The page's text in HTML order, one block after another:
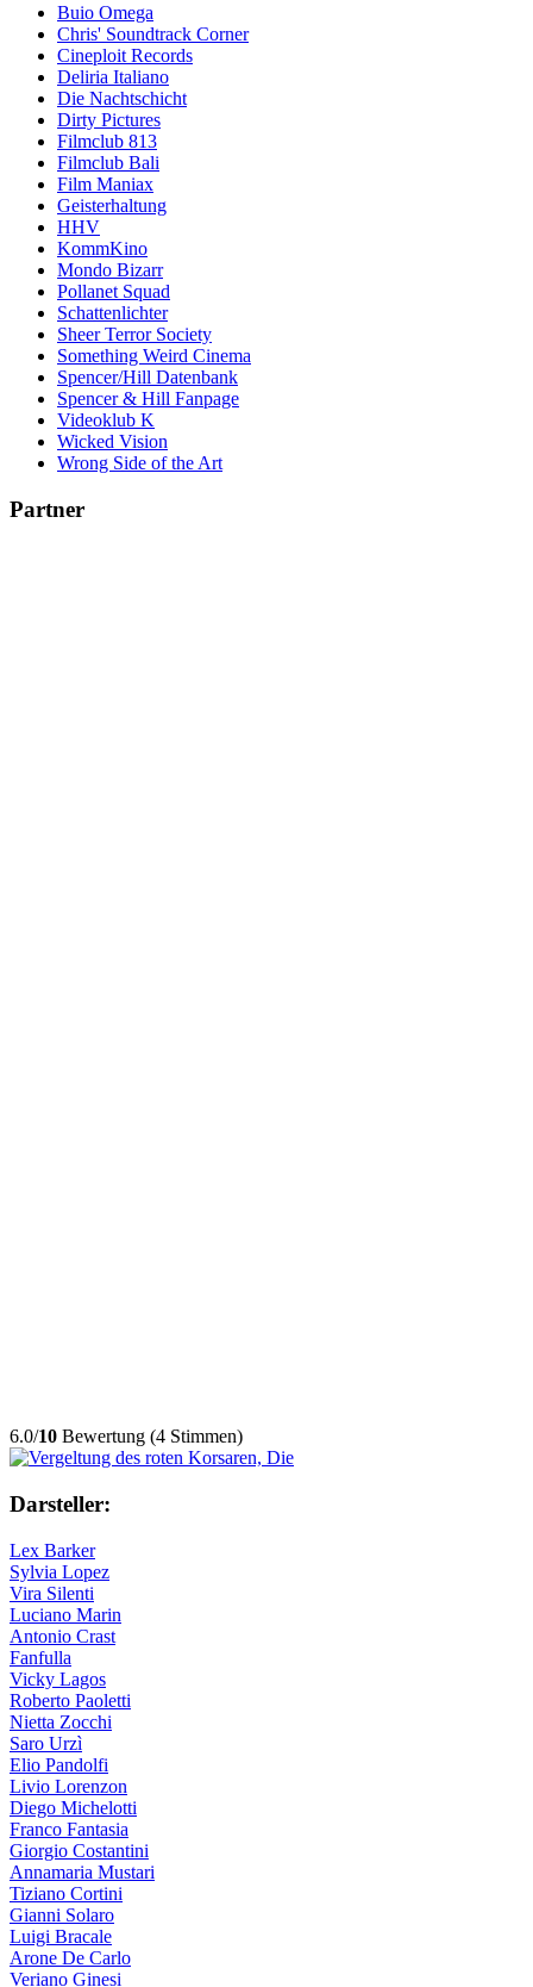
Buio Omega
Chris' Soundtrack Corner
Cineploit Records
Deliria Italiano
Die Nachtschicht
Dirty Pictures
Filmclub 813
Filmclub Bali
Film Maniax
Geisterhaltung
HHV
KommKino
Mondo Bizarr
Pollanet Squad
Schattenlichter
Sheer Terror Society
Something Weird Cinema
Spencer/Hill Datenbank
Spencer & Hill Fanpage
Videoklub K
Wicked Vision
Wrong Side of the Art
Partner
6.0/10 Bewertung (4 Stimmen)
Darsteller:
Lex Barker
Sylvia Lopez
Vira Silenti
Luciano Marin
Antonio Crast
Fanfulla
Vicky Lagos
Roberto Paoletti
Nietta Zocchi
Saro Urzì
Elio Pandolfi
Livio Lorenzon
Diego Michelotti
Franco Fantasia
Giorgio Costantini
Annamaria Mustari
Tiziano Cortini
Gianni Solaro
Luigi Bracale
Arone De Carlo
Veriano Ginesi